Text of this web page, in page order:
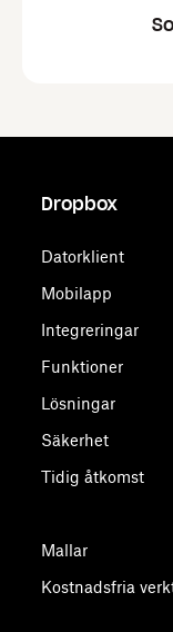
Dropbox
Datorklient
Mobilapp
Integreringar
Funktioner
Lösningar
Säkerhet
Tidig åtkomst
Mallar
Kostnadsfria